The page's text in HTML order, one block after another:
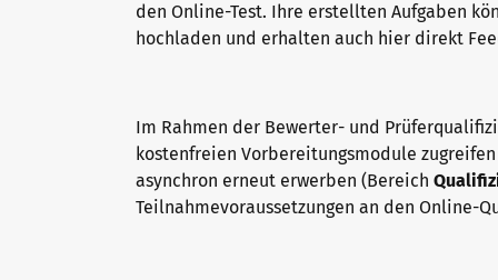
Deutsch Test für den Beruf
telc Campus
den Online-Test. Ihre erstellten Aufgaben
hochladen und erhalten auch hier direkt
Im Rahmen der Bewerter- und
kostenfreien Vorbereitungsmodule
asynchron erneut erwerben (Bereich
Teilnahmevoraussetzungen an den Online-